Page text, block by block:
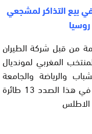
بيع التذاكر لمشجعي
من قبل شركة الطيران
المغربي لمونديال
والرياضة والجامعة
الملكية المغربية لكرة القدم ، خصصوا في هذا الصدد 13 طائرة